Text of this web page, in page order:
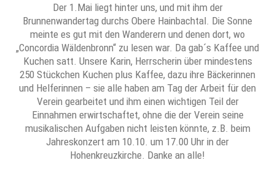
Der 1.Mai liegt hinter uns, und mit ihm der
Brunnenwandertag durchs Obere Hainbachtal. Die Sonne
meinte es gut mit den Wanderern und denen dort, wo
„Concordia Wäldenbronn“ zu lesen war. Da gab´s Kaffee und
Kuchen satt. Unsere Karin, Herrscherin über mindestens
250 Stückchen Kuchen plus Kaffee, dazu ihre Bäckerinnen
und Helferinnen – sie alle haben am Tag der Arbeit für den
Verein gearbeitet und ihm einen wichtigen Teil der
Einnahmen erwirtschaftet, ohne die der Verein seine
musikalischen Aufgaben nicht leisten könnte, z.B. beim
Jahreskonzert am 10.10. um 17.00 Uhr in der
Hohenkreuzkirche. Danke an alle!